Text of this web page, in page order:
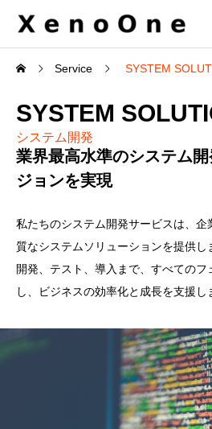
Service SYSTEM
SYSTEM
システム開発
業界最高水準のシステム
ジョンを実現
私たちのシステム開発サービスは、企
質なシステムソリューションを提供し
開発、テスト、導入まで、すべてのフ
し、ビジネスの効率化と成長を支援し